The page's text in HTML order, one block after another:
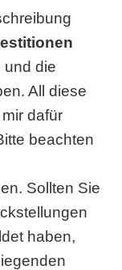
und die
All diese
dafür
beachten
Sollten Sie
haben,